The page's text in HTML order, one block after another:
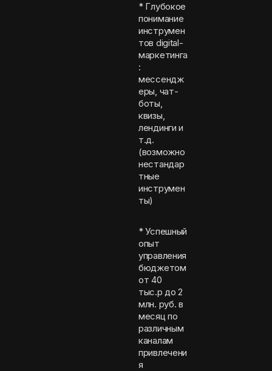
* Глубокое
понимание
инструмен
тов digital-
маркетинга
:
мессендж
еры, чат-
боты,
квизы,
лендинги и
т.д.
(возможно
нестандар
тные
инструмен
ты)
* Успешный
опыт
управления
бюджетом
от 40
тыс.р до 2
млн. руб. в
месяц по
различным
каналам
привлечени
я